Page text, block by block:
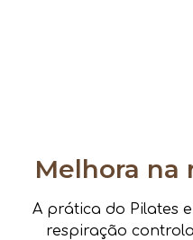
Melhora na
A prática do Pilates
respiração